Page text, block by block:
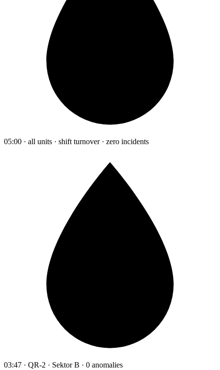
05:00 · all units · shift turnover · zero incidents
03:47 · QR-2 · Sektor B · 0 anomalies